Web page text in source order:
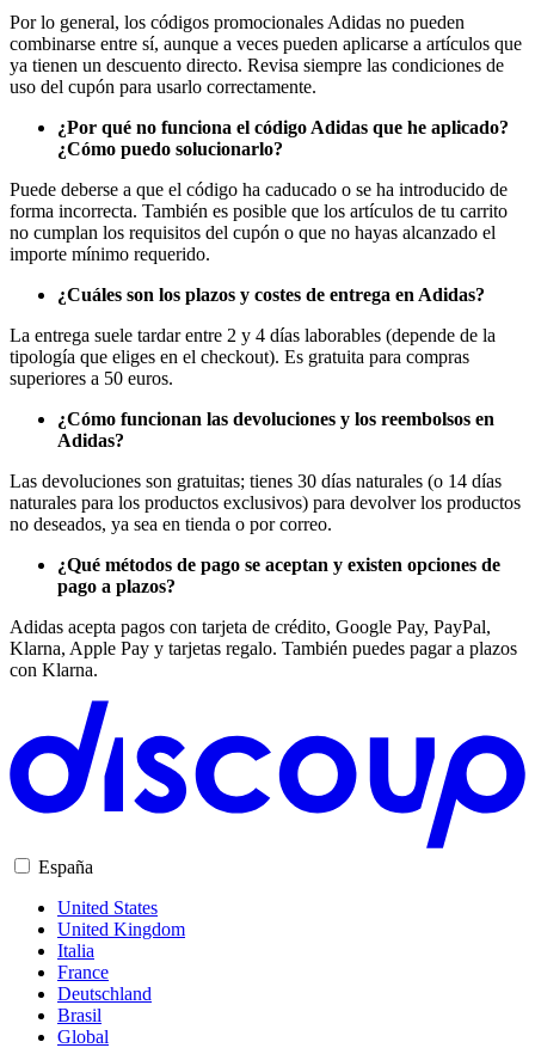
Por lo general, los códigos promocionales Adidas no pueden
combinarse entre sí, aunque a veces pueden aplicarse a artículos que
ya tienen un descuento directo. Revisa siempre las condiciones de
uso del cupón para usarlo correctamente.
¿Por qué no funciona el código Adidas que he aplicado?
¿Cómo puedo solucionarlo?
Puede deberse a que el código ha caducado o se ha introducido de
forma incorrecta. También es posible que los artículos de tu carrito
no cumplan los requisitos del cupón o que no hayas alcanzado el
importe mínimo requerido.
¿Cuáles son los plazos y costes de entrega en Adidas?
La entrega suele tardar entre 2 y 4 días laborables (depende de la
tipología que eliges en el checkout). Es gratuita para compras
superiores a 50 euros.
¿Cómo funcionan las devoluciones y los reembolsos en
Adidas?
Las devoluciones son gratuitas; tienes 30 días naturales (o 14 días
naturales para los productos exclusivos) para devolver los productos
no deseados, ya sea en tienda o por correo.
¿Qué métodos de pago se aceptan y existen opciones de
pago a plazos?
Adidas acepta pagos con tarjeta de crédito, Google Pay, PayPal,
Klarna, Apple Pay y tarjetas regalo. También puedes pagar a plazos
con Klarna.
España
United States
United Kingdom
Italia
France
Deutschland
Brasil
Global